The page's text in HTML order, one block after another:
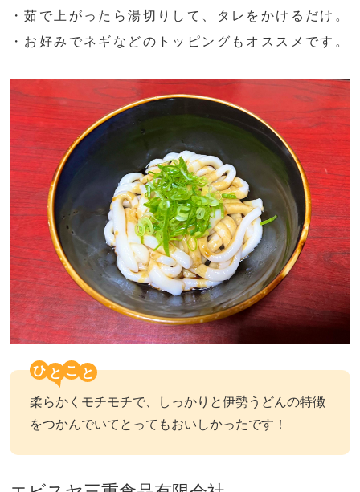
・茹で上がったら湯切りして、タレをかけるだけ。
・お好みでネギなどのトッピングもオススメです。
ひ
こ
柔らかくモチモチで、しっかりと伊勢うどんの特徴
をつかんでいてとってもおいしかったです！